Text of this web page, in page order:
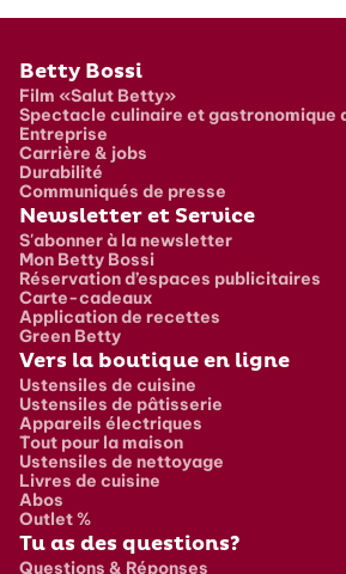
Pied de page
Betty Bossi
Film «Salut Betty»
Spectacle culinaire et gastronomique
Entreprise
Carrière & jobs
Durabilité
Communiqués de presse
Newsletter et Service
S'abonner à la newsletter
Mon Betty Bossi
Réservation d’espaces publicitaires
Carte-cadeaux
Application de recettes
Green Betty
Vers la boutique en ligne
Ustensiles de cuisine
Ustensiles de pâtisserie
Appareils électriques
Tout pour la maison
Ustensiles de nettoyage
Livres de cuisine
Abos
Outlet %
Tu as des questions?
Questions & Réponses